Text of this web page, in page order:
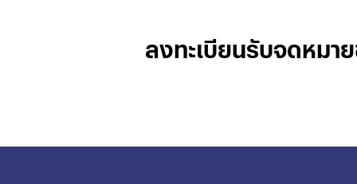
ลงทะเบียนรับจดหมา